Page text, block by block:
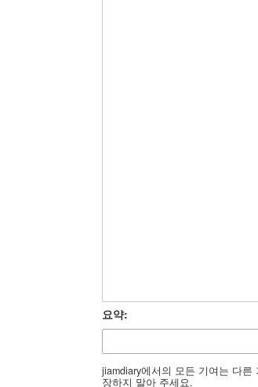
요약:
jiamdiary에서의 모든 기여는 다
장하지 말아 주세요.